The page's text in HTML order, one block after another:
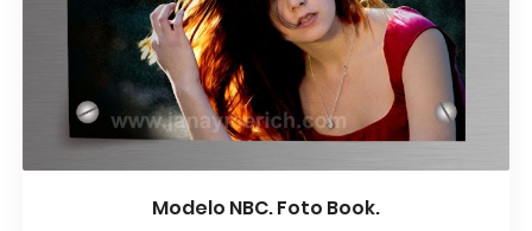
Modelo NBC. Foto Book.